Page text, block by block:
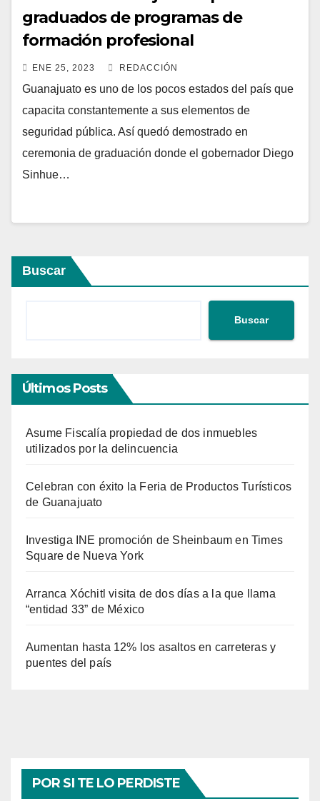
graduados de programas de
formación profesional
ENE 25, 2023 REDACCIÓN
Guanajuato es uno de los pocos estados del país que
capacita constantemente a sus elementos de
seguridad pública. Así quedó demostrado en
ceremonia de graduación donde el gobernador Diego
Sinhue…
Buscar
Buscar
Últimos Posts
Asume Fiscalía propiedad de dos inmuebles
utilizados por la delincuencia
Celebran con éxito la Feria de Productos Turísticos
de Guanajuato
Investiga INE promoción de Sheinbaum en Times
Square de Nueva York
Arranca Xóchitl visita de dos días a la que llama
“entidad 33” de México
Aumentan hasta 12% los asaltos en carreteras y
puentes del país
POR SI TE LO PERDISTE